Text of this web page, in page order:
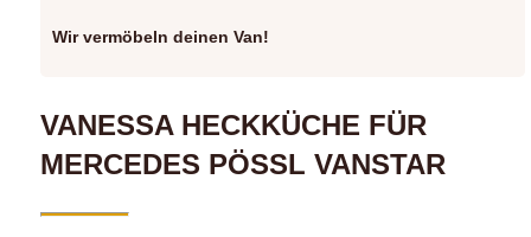
Wir vermöbeln deinen Van!
VANESSA HECKKÜCHE FÜR
MERCEDES PÖSSL VANSTAR